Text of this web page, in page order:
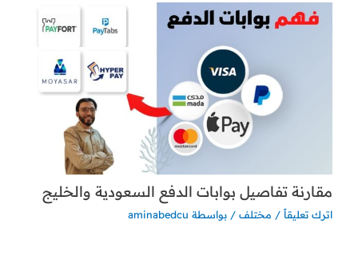
مقارنة تفاصيل بوابات الدفع السعودية والخليج
اترك تعليقاً / مختلف/ بواسطة aminabedcu